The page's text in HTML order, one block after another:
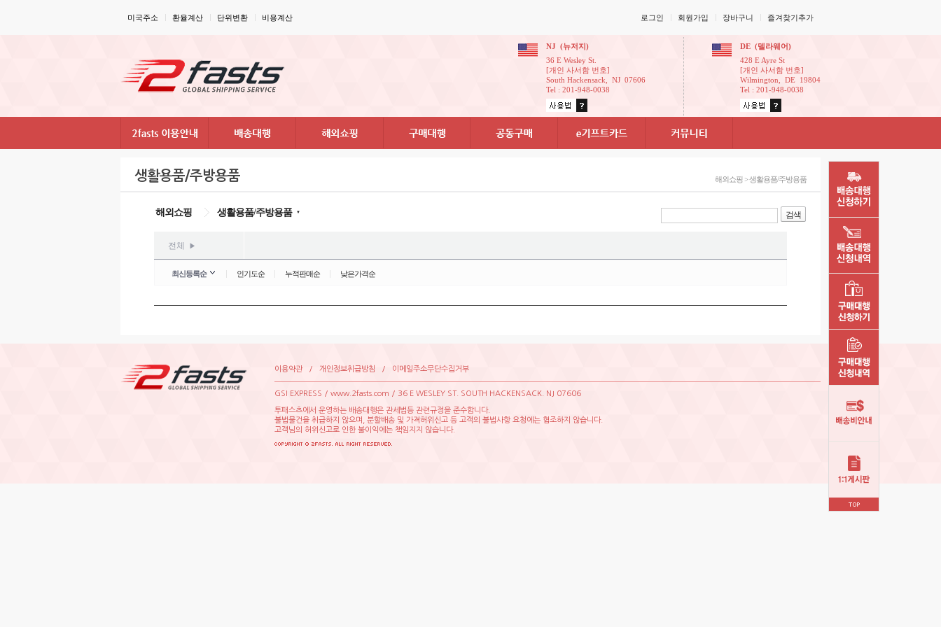
미국주소 환율계산 단위변환 비용계산 로그인 회원가입 장바구니 즐겨찾기추가
NJ(뉴저지)
36EWesleySt.
[개인사서함번호]
SouthHackensack,NJ07606
Tel:201-948-0038
DE(델라웨어)
428EAyreSt
[개인사서함번호]
Wilmington,DE19804
Tel:201-948-0038
생활용품/주방용품 해외쇼핑>생활용품/주방용품
해외쇼핑 생활용품/주방용품 ▼ 검색
전체 ▶
최신등록순 인기도순 누적판매순 낮은가격순
이용약관/ 개인정보취급방침 / 이메일주소무단수집거부
GSIEXPRESS/www.2fasts.com/36EWESLEYST.SOUTHHACKENSACK.NJ07606
투패스츠에서운영하는배송대행은관세법등관련규정을준수합니다.
불법물건을취급하지않으며,분할배송및가격허위신고등고객의불법사항요청에는협조하지않습니다.
고객님의허위신고로인한불이익에는책임지지않습니다.